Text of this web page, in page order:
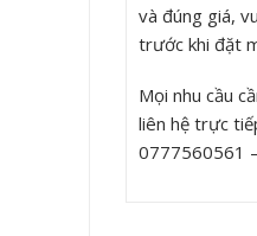
và đúng giá,
trước khi đặt
Mọi nhu cầu
liên hệ trực
0777560561